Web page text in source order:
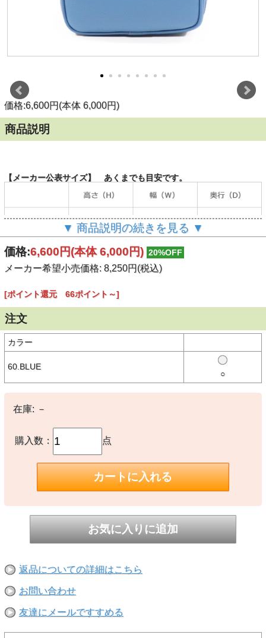
価格:6,600円(本体 6,000円)
商品説明
【メーカー公表サイズ】 あくまでも目安です。
（単位：cm）
大人気の2WAYショルダーバッグにNEWカラーが登場！
フェイクレザー素材を使用したショルダーバッグ。
ショルダー部分は取り外しができ、ハンドバッグとしても使用できる
2WAYバッグです。
ベーシックなブラックと、新色のブルーがラインナップ。コンパクト
なサイズ感ながら収納力抜群。
フロントにX-girlロゴのメタルネーム付きで、シンプルなデザインが
魅力。
背面にマグネットのオープンポケット付きで、ICカードやスマホなど
小物の収納に便利。
ストリートスタイルにはもちろん、キレイめコーデや大人カジュアル
にもおすすめです。
ショルダーバッグ/ハンドバッグ
外側表面：ファスナーポケット×2
外側裏面：オープンポケット
表地 合成皮革 裏地 ポリエステル100%
【生産国】
※撮影時の環境やご使用のPCモニター等の環境により実際の色味と
※当店取扱い商品は一部店頭在庫と共有をしております。
ご注文時に「在庫あり」の表示でも、実際は売り違いにより欠品が発
生し、やむをえずご注文をキャンセルさせていただく場合がございま
うえ注文いただきますようお願い申し上げます。
▼ 商品説明の続きを見る ▼
価格:6,600円(本体 6,000円) 20%OFF
メーカー希望小売価格: 8,250円(税込)
[ポイント還元 66ポイント～]
注文
カラー
60.BLUE
○
在庫: －
購入数： 点
返品についての詳細はこちら
お問い合わせ
友達にメールですすめる